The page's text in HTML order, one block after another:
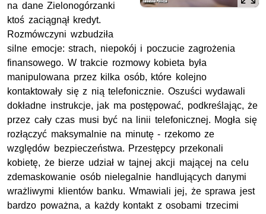
na dane Zielonogórzanki
ktoś zaciągnął kredyt.
Rozmówczyni wzbudziła
silne emocje: strach, niepokój i poczucie zagrożenia
finansowego. W trakcie rozmowy kobieta była
manipulowana przez kilka osób, które kolejno
kontaktowały się z nią telefonicznie. Oszuści wydawali
dokładne instrukcje, jak ma postępować, podkreślając, że
przez cały czas musi być na linii telefonicznej. Mogła się
rozłączyć maksymalnie na minutę - rzekomo ze
względów bezpieczeństwa. Przestępcy przekonali
kobietę, że bierze udział w tajnej akcji mającej na celu
zdemaskowanie osób nielegalnie handlujących danymi
wrażliwymi klientów banku. Wmawiali jej, że sprawa jest
bardzo poważna, a każdy kontakt z osobami trzecimi